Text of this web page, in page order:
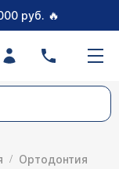
руб. 🔥
Ортодонтия